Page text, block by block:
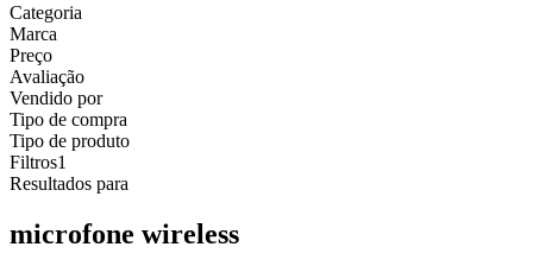
Categoria
Marca
Preço
Avaliação
Vendido por
Tipo de compra
Tipo de produto
Filtros1
Resultados para
microfone wireless